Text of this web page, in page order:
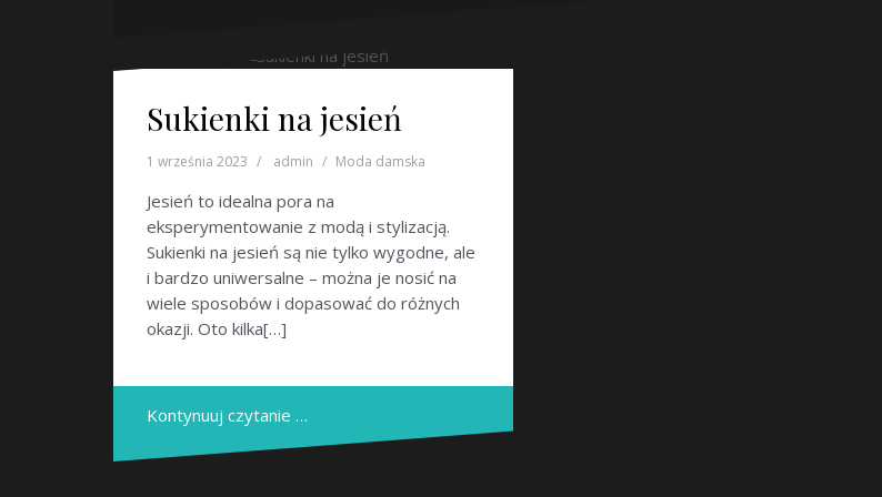
Sukienki na jesień
1 września 2023 admin Moda damska
Jesień to idealna pora na
eksperymentowanie z modą i stylizacją.
Sukienki na jesień są nie tylko wygodne, ale
i bardzo uniwersalne – można je nosić na
wiele sposobów i dopasować do różnych
okazji. Oto kilka[…]
Kontynuuj czytanie …